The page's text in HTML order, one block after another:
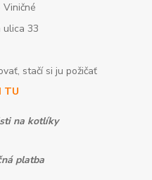
ulica 33
stačí si ju požičať
TU
na kotlíky
platba